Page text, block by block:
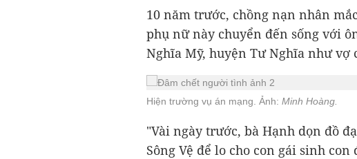
10 năm trước, chồng nạn nhân
phụ nữ này chuyển đến sống với
Nghĩa Mỹ, huyện Tư Nghĩa như vợ
Hiện trường vụ án mạng. Ảnh: Minh Hoàng.
"Vài ngày trước, bà Hạnh dọn đồ
Sông Vệ để lo cho con gái sinh